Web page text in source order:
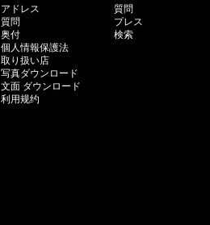
アドレス
質問
奥付
個人情報保護法
取り扱い店
写真ダウンロード
文面 ダウンロード
利用规约
質問
プレス
検索